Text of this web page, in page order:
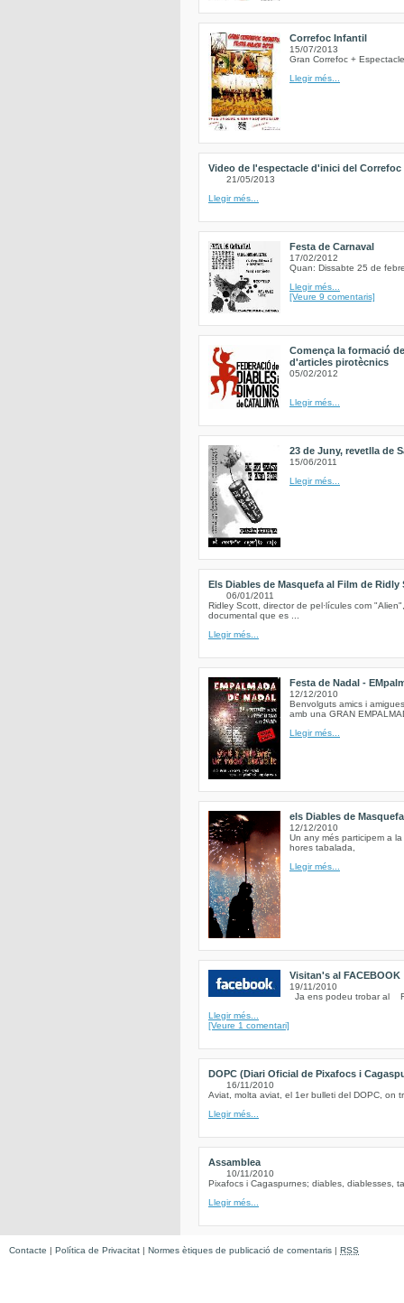
Correfoc Infantil
15/07/2013
Gran Correfoc +
Llegir més...
Video de l'espectacle d'inici del Correfoc
21/05/2013
Llegir més...
Festa de Carnaval
17/02/2012
Quan: Dissabte 25 de
Llegir més...
[Veure 9 comentaris]
Comença la formació
d'articles pirotècnics
05/02/2012
Llegir més...
23 de Juny, revetlla de
15/06/2011
Llegir més...
Els Diables de Masquefa al Film de Ridly
06/01/2011
Ridley Scott, director de pel·lícules com
documental que es ...
Llegir més...
Festa de Nadal -
12/12/2010
Benvolguts amics i
amb una GRAN
Llegir més...
els Diables de
12/12/2010
Un any més participem a
hores tabalada,
Llegir més...
Visitan's al FACEBOOK
19/11/2010
Ja ens podeu trobar al
Llegir més...
[Veure 1 comentari]
DOPC (Diari Oficial de Pixafocs i
16/11/2010
Aviat, molta aviat, el 1er bulleti del DOPC, on
Llegir més...
Assamblea
10/11/2010
Pixafocs i Cagaspurnes; diables, diablesses,
Llegir més...
Contacte | Política de Privacitat | Normes ètiques de publicació de comentaris | RSS